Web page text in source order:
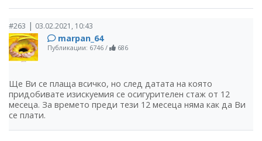
#263 | 03.02.2021, 10:43
marpan_64
Публикации: 6746 / 686
Ще Ви се плаща всичко, но след датата на която
придобивате изискуемия се осигурителен стаж от 12
месеца. За времето преди тези 12 месеца няма как да Ви
се плати.